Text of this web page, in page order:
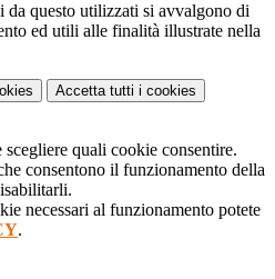
da questo utilizzati si avvalgono di
ed utili alle finalità illustrate nella
Accetta tutti i cookies
scegliere quali cookie consentire.
consentono il funzionamento della
necessari al funzionamento potete
.